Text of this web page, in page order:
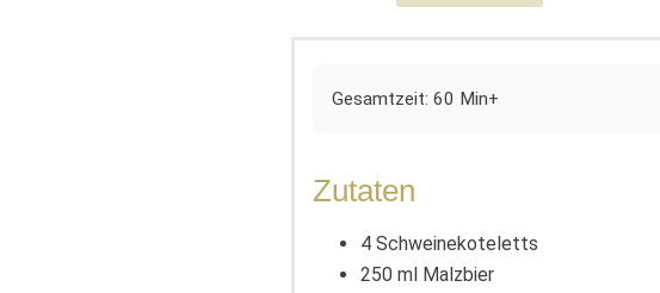
Gesamtzeit: 60 Min+
Zutaten
4 Schweinekoteletts
250 ml Malzbier